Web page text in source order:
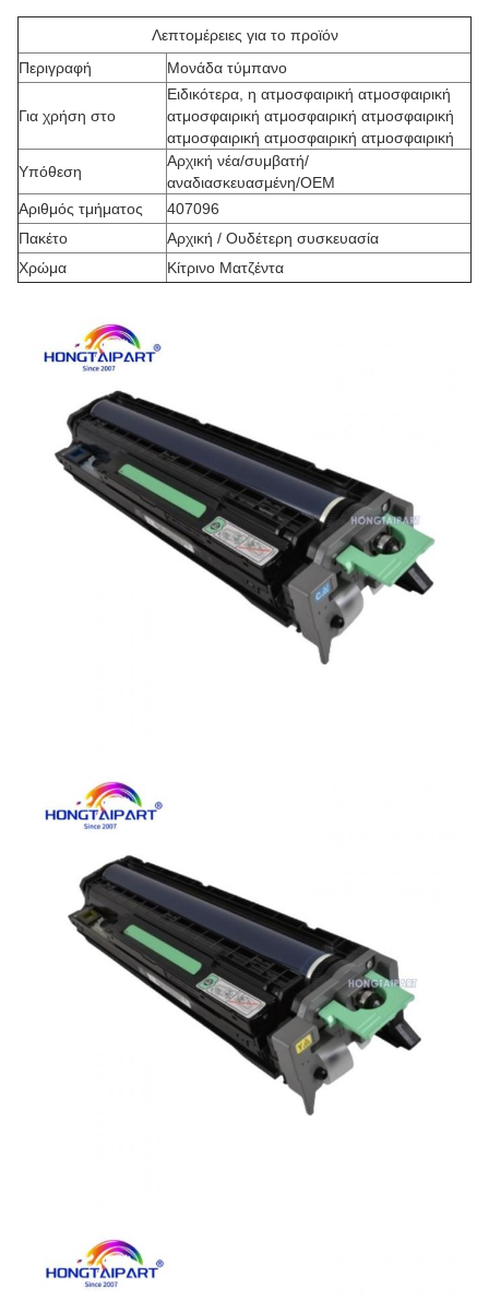
Λεπτομέρειες για το προϊόν
Περιγραφή
Μονάδα τύμπανο
Για χρήση στο
Ειδικότερα, η ατμοσφαιρική ατμοσφαιρική
ατμοσφαιρική ατμοσφαιρική ατμοσφαιρική
ατμοσφαιρική ατμοσφαιρική ατμοσφαιρική
Υπόθεση
Αρχική νέα/συμβατή/
αναδιασκευασμένη/OEM
Αριθμός τμήματος
407096
Πακέτο
Αρχική / Ουδέτερη συσκευασία
Χρώμα
Κίτρινο Ματζέντα